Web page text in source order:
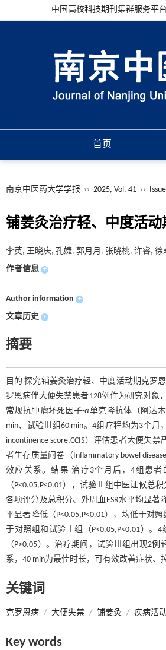
中国高校科技期刊集群服务平台
首页
南京中医药大学学报 ›› 2025, Vol. 41 ››
铺姜灸治疗轻、中度活
李英, 王晓庆, 孔婕, 郭月月, 张晓桃, 许睿, 徐
作者信息 +
Author information +
文章历史 +
摘要
目的 探究铺姜灸治疗轻、中度活动期克罗
罗恩病伴大便失禁患者128例作为研究对
常规抗肿瘤坏死因子-α单克隆抗体（阿达
min、试验Ⅲ组60 min。4组疗程均为3个月
incontinence score,CCIS）评估患者大便失
者生存质量问卷（Inflammatory bowel
效应关系。结果 治疗3个月后，4组患
（P<0.05,P<0.01），试验Ⅱ组中医证候总
各项评分及总积分、外周血ESR水平均显
平显著降低（P<0.05,P<0.01），均低于对
于对照组和试验Ⅰ组（P<0.05,P<0.01）。
（P>0.05）。治疗期间，试验Ⅲ组出现2
系，40 min为最佳时长，可有效改善症状、
关键词
克罗恩病 / 大便失禁 / 铺姜灸 / 疾病活
Key words